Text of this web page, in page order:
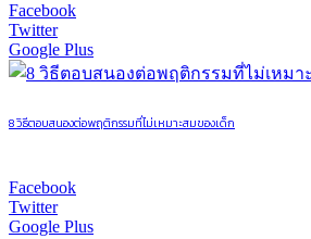
Facebook
Twitter
Google Plus
8 วิธีตอบสนองต่อพฤติกรรมที่ไม่เหมาะสมของเด็ก
Facebook
Twitter
Google Plus